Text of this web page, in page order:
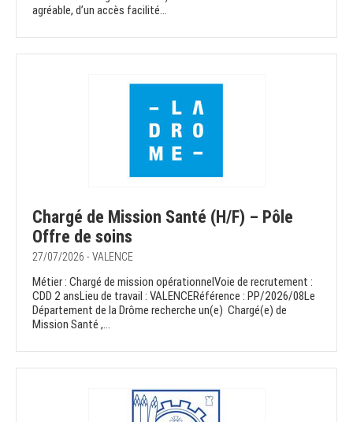
agréable, d’un accès facilité...
Chargé de Mission Santé (H/F) – Pôle
Offre de soins
27/07/2026 - VALENCE
Métier : Chargé de mission opérationnelVoie de recrutement :
CDD 2 ansLieu de travail : VALENCERéférence : PP/2026/08Le
Département de la Drôme recherche un(e) Chargé(e) de
Mission Santé ,...